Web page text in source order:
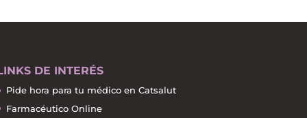
DE INTERÉS
Pide hora para tu médico en Catsalut
Farmacéutico Online